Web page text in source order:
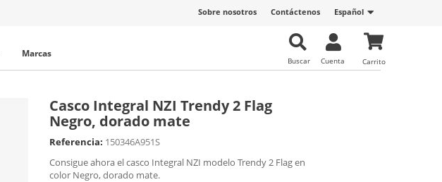
Español
Contáctenos
Sobre nosotros
Carrito
Cuenta
Buscar
Marcas
Casco Integral NZI Trendy 2 Flag
Negro, dorado mate
Referencia: 150346A951S
Consigue ahora el casco Integral NZI modelo Trendy 2 Flag en
color Negro, dorado mate.